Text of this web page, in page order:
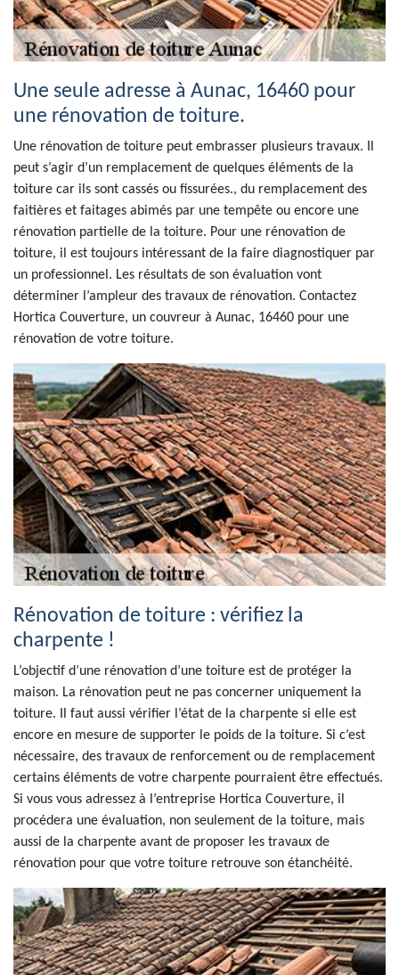
Une seule adresse à Aunac, 16460 pour
une rénovation de toiture.
Une rénovation de toiture peut embrasser plusieurs travaux. Il
peut s’agir d’un remplacement de quelques éléments de la
toiture car ils sont cassés ou fissurées., du remplacement des
faitières et faitages abimés par une tempête ou encore une
rénovation partielle de la toiture. Pour une rénovation de
toiture, il est toujours intéressant de la faire diagnostiquer par
un professionnel. Les résultats de son évaluation vont
déterminer l’ampleur des travaux de rénovation. Contactez
Hortica Couverture, un couvreur à Aunac, 16460 pour une
rénovation de votre toiture.
Rénovation de toiture : vérifiez la
charpente !
L’objectif d’une rénovation d’une toiture est de protéger la
maison. La rénovation peut ne pas concerner uniquement la
toiture. Il faut aussi vérifier l’état de la charpente si elle est
encore en mesure de supporter le poids de la toiture. Si c’est
nécessaire, des travaux de renforcement ou de remplacement
certains éléments de votre charpente pourraient être effectués.
Si vous vous adressez à l’entreprise Hortica Couverture, il
procédera une évaluation, non seulement de la toiture, mais
aussi de la charpente avant de proposer les travaux de
rénovation pour que votre toiture retrouve son étanchéité.